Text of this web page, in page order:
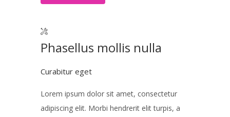
Phasellus mollis nulla
Curabitur eget
Lorem ipsum dolor sit amet, consectetur
adipiscing elit. Morbi hendrerit elit turpis, a